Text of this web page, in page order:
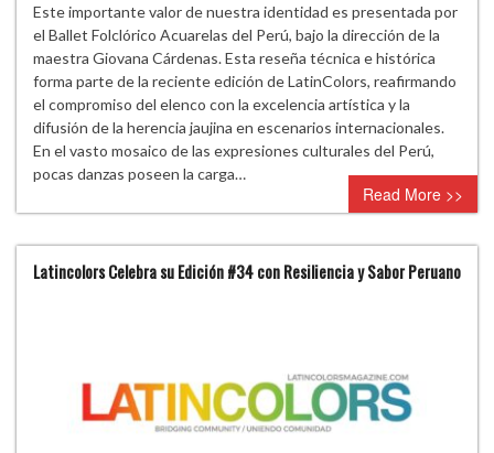
Este importante valor de nuestra identidad es presentada por
el Ballet Folclórico Acuarelas del Perú, bajo la dirección de la
maestra Giovana Cárdenas. Esta reseña técnica e histórica
forma parte de la reciente edición de LatinColors, reafirmando
el compromiso del elenco con la excelencia artística y la
difusión de la herencia jaujina en escenarios internacionales.
En el vasto mosaico de las expresiones culturales del Perú,
pocas danzas poseen la carga…
Read More >>
Latincolors Celebra su Edición #34 con Resiliencia y Sabor Peruano